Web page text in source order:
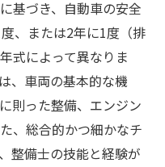
基づき、自動車の安全
、または2年に1度（排
式によって異なりま
、車両の基本的な機
則った整備、エンジン
、総合的かつ細かなチ
整備士の技能と経験が